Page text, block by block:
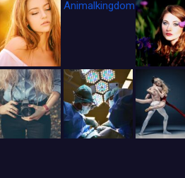
Animalkingdom_FichaCine